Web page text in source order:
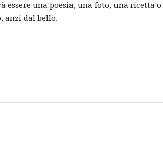
essere una poesia, una foto, una ricetta o
anzi dal bello.